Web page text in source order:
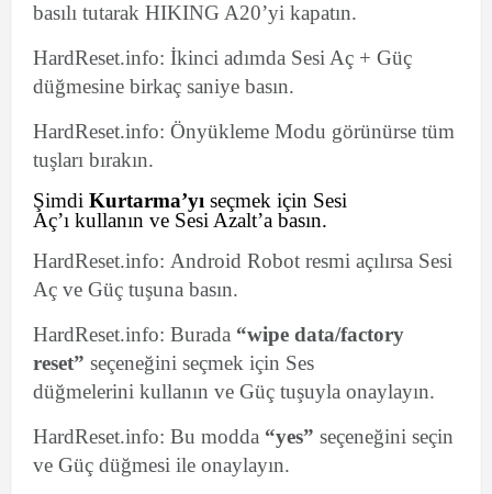
basılı tutarak HIKING A20’yi kapatın.
HardReset.info: İkinci adımda Sesi Aç + Güç
düğmesine birkaç saniye basın.
HardReset.info: Önyükleme Modu görünürse tüm
tuşları bırakın.
Şimdi Kurtarma’yı seçmek için Sesi
Aç’ı kullanın ve Sesi Azalt’a basın.
HardReset.info: Android Robot resmi açılırsa Sesi
Aç ve Güç tuşuna basın.
HardReset.info: Burada “wipe data/factory
reset” seçeneğini seçmek için Ses
düğmelerini kullanın ve Güç tuşuyla onaylayın.
HardReset.info: Bu modda “yes” seçeneğini seçin
ve Güç düğmesi ile onaylayın.